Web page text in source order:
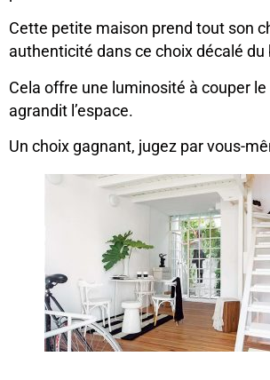
Cette petite maison prend tout son
authenticité dans ce choix décalé du
Cela offre une luminosité à couper
agrandit l’espace.
Un choix gagnant, jugez par vous-